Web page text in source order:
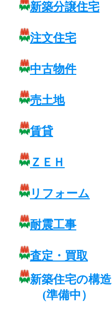
新築分譲住宅
注文住宅
中古物件
売土地
賃貸
ＺＥＨ
リフォーム
耐震工事
査定・買取
新築住宅の構造
(準備中）